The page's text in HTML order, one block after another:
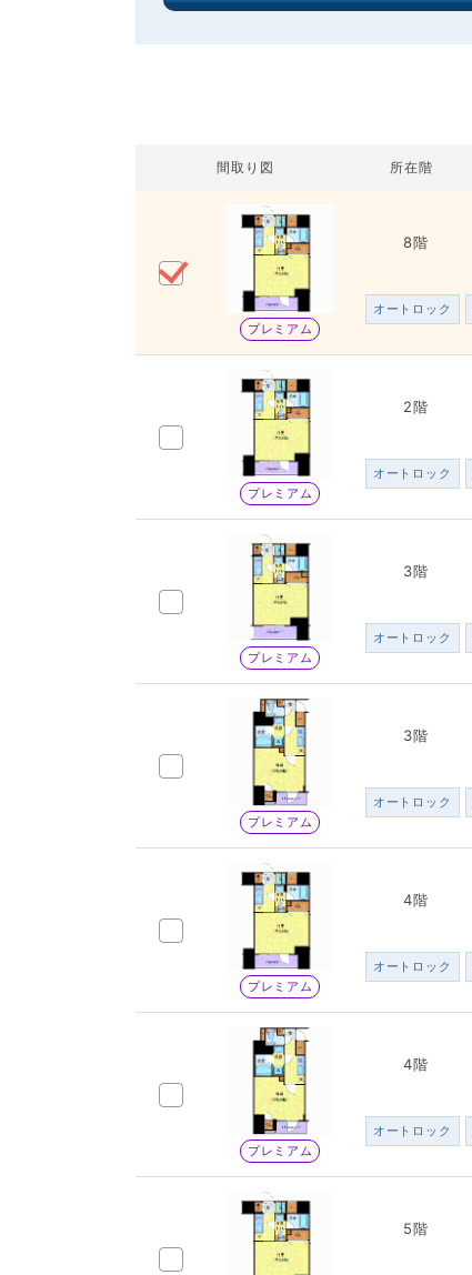
間取り図 所在階
プレミアム
8階
オートロック
プレミアム
2階
オートロック
プレミアム
3階
オートロック
プレミアム
3階
オートロック
プレミアム
4階
オートロック
プレミアム
4階
オートロック
5階